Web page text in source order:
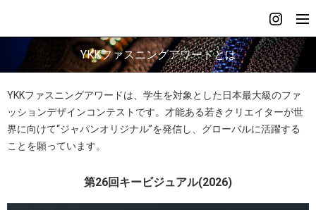
YKKファスニングアワードとは
YKKファスニングアワードは、学生を対象とした日本最大級のファ
ッションデザインコンテストです。才能ある若きクリエイターが世
界に向けて“ジャパンオリジナル”を発信し、グローバルに活躍する
ことを願っています。
第26回キービジュアル(2026)